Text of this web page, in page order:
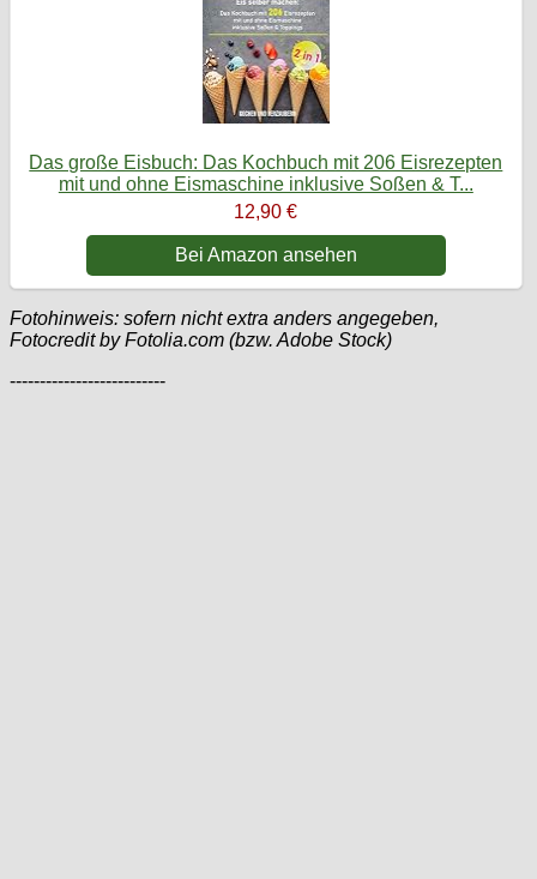
Das große Eisbuch: Das Kochbuch mit 206 Eisrezepten
mit und ohne Eismaschine inklusive Soßen & T...
12,90 €
Bei Amazon ansehen
Fotohinweis: sofern nicht extra anders angegeben,
Fotocredit by Fotolia.com (bzw. Adobe Stock)
--------------------------